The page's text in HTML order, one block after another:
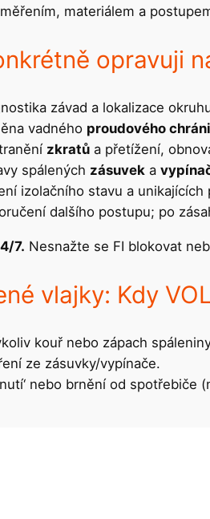
materiálem a
opravuji
závad a lokalizace
vadného proudového
zkratů a přetížení,
spálených zásuvek a
izolačního stavu a
dalšího postupu; po
7. Nesnažte se FI blokovat
vlajky: Kdy
kouř nebo zápach
ze zásuvky/vypínače.
nebo brnění od spotřebiče